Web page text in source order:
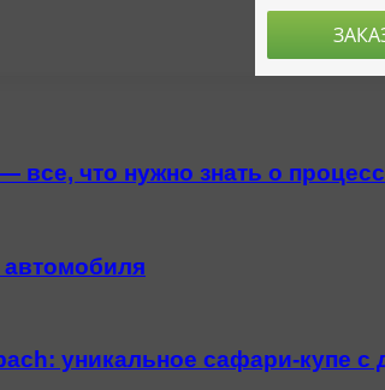
что нужно знать о
автомобиля
уникальное сафари-купе